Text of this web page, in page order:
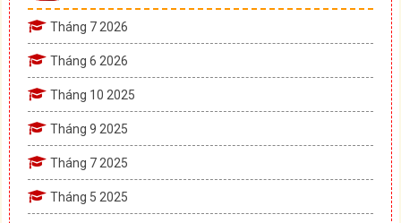
Tháng 7 2026
Tháng 6 2026
Tháng 10 2025
Tháng 9 2025
Tháng 7 2025
Tháng 5 2025